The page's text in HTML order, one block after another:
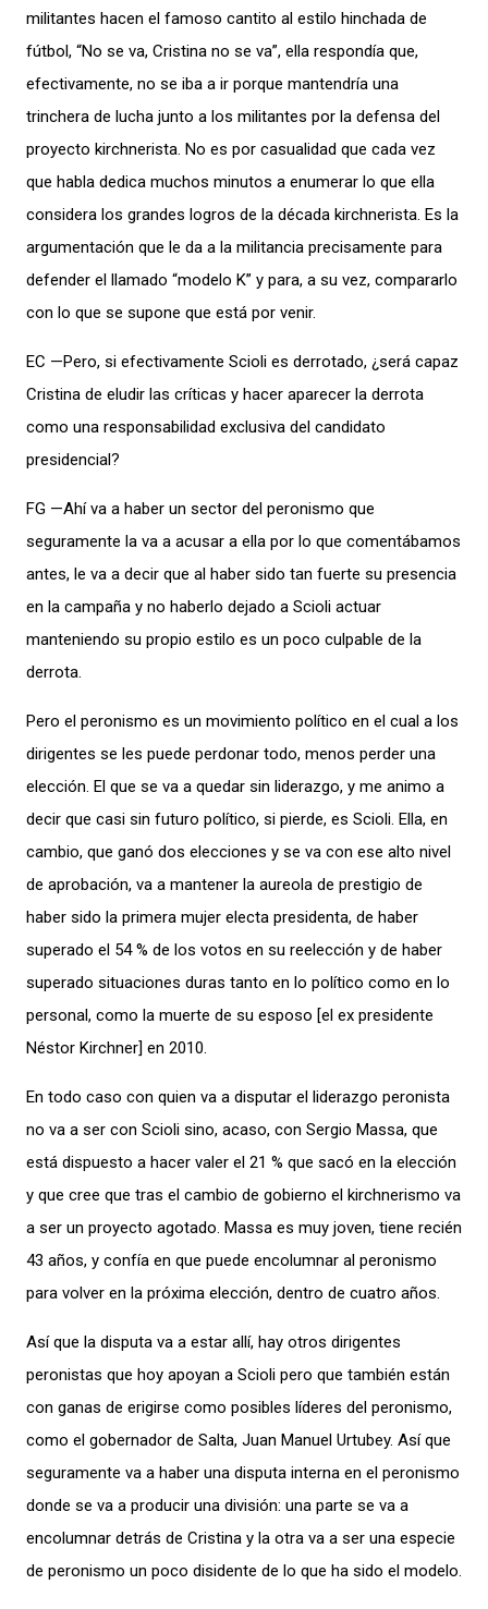
militantes hacen el famoso cantito al estilo hinchada de
fútbol, “No se va, Cristina no se va”, ella respondía que,
efectivamente, no se iba a ir porque mantendría una
trinchera de lucha junto a los militantes por la defensa del
proyecto kirchnerista. No es por casualidad que cada vez
que habla dedica muchos minutos a enumerar lo que ella
considera los grandes logros de la década kirchnerista. Es la
argumentación que le da a la militancia precisamente para
defender el llamado “modelo K” y para, a su vez, compararlo
con lo que se supone que está por venir.
EC —Pero, si efectivamente Scioli es derrotado, ¿será capaz
Cristina de eludir las críticas y hacer aparecer la derrota
como una responsabilidad exclusiva del candidato
presidencial?
FG —Ahí va a haber un sector del peronismo que
seguramente la va a acusar a ella por lo que comentábamos
antes, le va a decir que al haber sido tan fuerte su presencia
en la campaña y no haberlo dejado a Scioli actuar
manteniendo su propio estilo es un poco culpable de la
derrota.
Pero el peronismo es un movimiento político en el cual a los
dirigentes se les puede perdonar todo, menos perder una
elección. El que se va a quedar sin liderazgo, y me animo a
decir que casi sin futuro político, si pierde, es Scioli. Ella, en
cambio, que ganó dos elecciones y se va con ese alto nivel
de aprobación, va a mantener la aureola de prestigio de
haber sido la primera mujer electa presidenta, de haber
superado el 54 % de los votos en su reelección y de haber
superado situaciones duras tanto en lo político como en lo
personal, como la muerte de su esposo [el ex presidente
Néstor Kirchner] en 2010.
En todo caso con quien va a disputar el liderazgo peronista
no va a ser con Scioli sino, acaso, con Sergio Massa, que
está dispuesto a hacer valer el 21 % que sacó en la elección
y que cree que tras el cambio de gobierno el kirchnerismo va
a ser un proyecto agotado. Massa es muy joven, tiene recién
43 años, y confía en que puede encolumnar al peronismo
para volver en la próxima elección, dentro de cuatro años.
Así que la disputa va a estar allí, hay otros dirigentes
peronistas que hoy apoyan a Scioli pero que también están
con ganas de erigirse como posibles líderes del peronismo,
como el gobernador de Salta, Juan Manuel Urtubey. Así que
seguramente va a haber una disputa interna en el peronismo
donde se va a producir una división: una parte se va a
encolumnar detrás de Cristina y la otra va a ser una especie
de peronismo un poco disidente de lo que ha sido el modelo.